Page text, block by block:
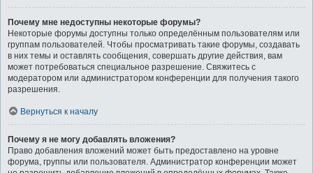
Почему мне недоступны некоторые форумы?
Некоторые форумы доступны только определённым пользователям или
группам пользователей. Чтобы просматривать такие форумы, создавать
в них темы и оставлять сообщения, совершать другие действия, вам
может потребоваться специальное разрешение. Свяжитесь с
модератором или администратором конференции для получения такого
разрешения.
Вернуться к началу
Почему я не могу добавлять вложения?
Право добавления вложений может быть предоставлено на уровне
форума, группы или пользователя. Администратор конференции может